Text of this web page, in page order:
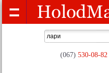
(067) 530-08-82